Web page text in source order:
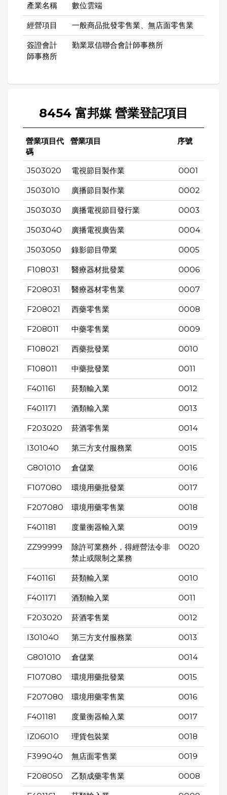
產業名稱 數位雲端
經營項目 一般商品批發零售業、無店面零售業
簽證會計
師事務所
勤業眾信聯合會計師事務所
8454 富邦媒 營業登記項目
營業項目代
碼
營業項目 序號
J503020 電視節目製作業 0001
J503010 廣播節目製作業 0002
J503030 廣播電視節目發行業 0003
J503040 廣播電視廣告業 0004
J503050 錄影節目帶業 0005
F108031 醫療器材批發業 0006
F208031 醫療器材零售業 0007
F208021 西藥零售業 0008
F208011 中藥零售業 0009
F108021 西藥批發業 0010
F108011 中藥批發業 0011
F401161 菸類輸入業 0012
F401171 酒類輸入業 0013
F203020 菸酒零售業 0014
I301040 第三方支付服務業 0015
G801010 倉儲業 0016
F107080 環境用藥批發業 0017
F207080 環境用藥零售業 0018
F401181 度量衡器輸入業 0019
ZZ99999
除許可業務外，得經營法令非
禁止或限制之業務
0020
F401161 菸類輸入業 0010
F401171 酒類輸入業 0011
F203020 菸酒零售業 0012
I301040 第三方支付服務業 0013
G801010 倉儲業 0014
F107080 環境用藥批發業 0015
F207080 環境用藥零售業 0016
F401181 度量衡器輸入業 0017
IZ06010 理貨包裝業 0018
F399040 無店面零售業 0019
F208050 乙類成藥零售業 0008